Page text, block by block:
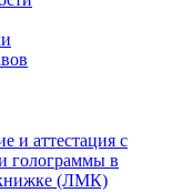
и аттестация с
голограммы в
(ЛМК)